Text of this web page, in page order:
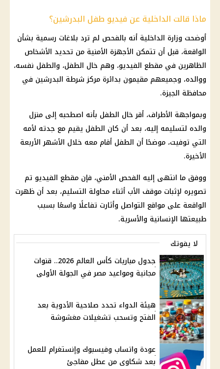
ماذا قالت الداخلية عن فيديو طفل البدرشين؟
أوضحت وزارة الداخلية أنه بالفحص لم ترد بلاغات رسمية بشأن
الواقعة، قبل أن تتمكن الأجهزة الأمنية من تحديد الأشخاص
الظاهرين في مقطع الفيديو، وهم خال الطفل، والطفل نفسه،
ووالده، وجميعهم مقيمون بدائرة مركز شرطة البدرشين في
محافظة الجيزة.
وبمواجهة الأطراف، أقر خال الطفل بأنه اصطحبه إلى منزل
والده لتسليمه إليه، بعد أن كان الطفل يقيم مع جدته لأمه
التي توفيت، موضحًا أن الطفل أقام معه خلال الأشهر الأربعة
الأخيرة.
ووفق ما انتهى إليه الفحص الأمني، فإن مقطع الفيديو تم
تصويره لإثبات موقف الأب أثناء محاولة التسليم، بعد أن ظهرت
الواقعة على مواقع التواصل وأثارت تفاعلًا واسعًا بسبب
طبيعتها الإنسانية والأسرية.
لا يفوتك
جدول مباريات كأس العالم 2026.. قنوات
مجانية ومواعيد مصر في الجولة الأولى
هيئة الدواء تحدد صلاحية الأدوية بعد
الفتح وتسحب تشغيلات مغشوشة
عودة واتساب وفيسبوك وإنستغرام للعمل
بعد شكاوى من عطل مفاجئ